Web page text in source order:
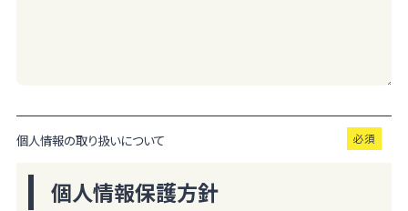
個人情報の取り扱いについて
個人情報保護方針